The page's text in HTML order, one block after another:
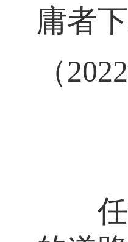
庸者
（
任何